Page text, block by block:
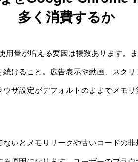
多く消費するか
用量が増える要因は複数あります。
けること。広告表示や動画、スク
ザ設定がデフォルトのままでメモ
いとメモリリークや古いコードの非